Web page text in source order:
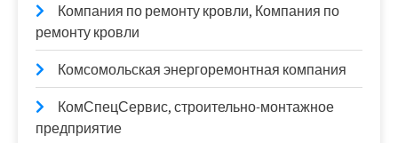
Компания по ремонту кровли, Компания по
ремонту кровли
Комсомольская энергоремонтная компания
КомСпецСервис, строительно-монтажное
предприятие